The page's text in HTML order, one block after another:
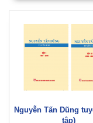
Nguyễn Tấn Dũng
tập)